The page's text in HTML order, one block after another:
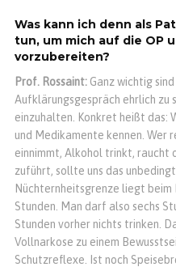
Was kann ich denn als
tun, um mich auf die OP
vorzubereiten?
Prof. Rossaint: Ganz wichtig
Aufklärungsgespräch ehrlich zu
einzuhalten. Konkret heißt das:
und Medikamente kennen. Wer
einnimmt, Alkohol trinkt, raucht
zuführt, sollte uns das
Nüchternheitsgrenze liegt beim
Stunden. Man darf also sechs
Stunden vorher nichts trinken.
Vollnarkose zu einem
Schutzreflexe. Ist noch